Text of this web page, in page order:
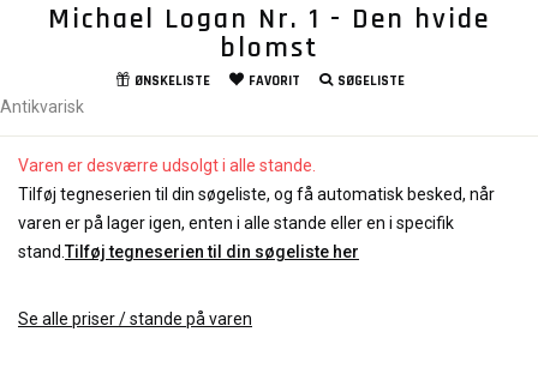
Michael Logan Nr. 1 - Den hvide
blomst
ØNSKELISTE FAVORIT SØGELISTE
Antikvarisk
Varen er desværre udsolgt i alle stande.
Tilføj tegneserien til din søgeliste, og få automatisk besked, når
varen er på lager igen, enten i alle stande eller en i specifik
stand.Tilføj tegneserien til din søgeliste her
Se alle priser / stande på varen